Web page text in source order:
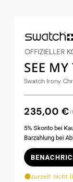
SEE
Swatch Irony
Normaler
235,00 €
5% Skonto bei
Barzahlung bei
zurzeit nicht